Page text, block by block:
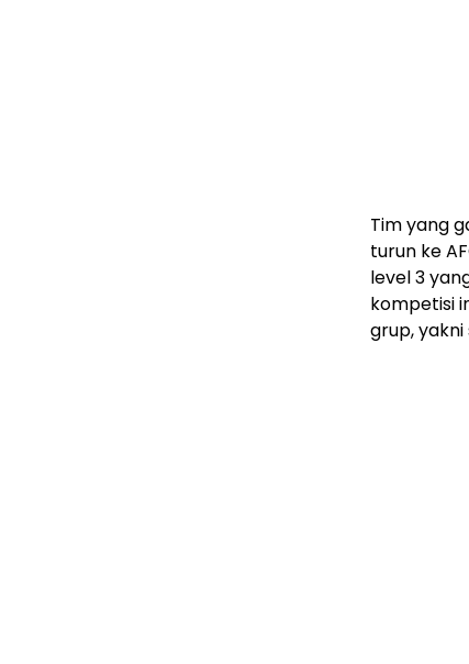
Tim yang
turun ke
level 3
kompetisi
grup, yakni